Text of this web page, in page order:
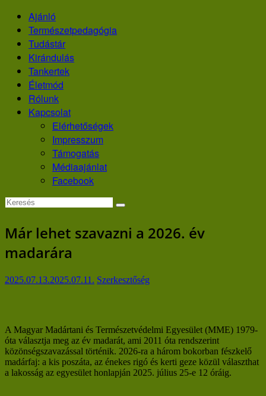
Skip
content
Ajánló
Természetpedagógia
Tudástár
Kirándulás
Tankertek
Életmód
Rólunk
Kapcsolat
Elérhetőségek
Impresszum
Támogatás
Médiaajánlat
Facebook
Már lehet szavazni a 2026. év
madarára
2025.07.13.2025.07.11. Szerkesztőség
A Magyar Madártani és Természetvédelmi Egyesület (MME) 1979-
óta választja meg az év madarát, ami 2011 óta rendszerint
közönségszavazással történik. 2026-ra a három bokorban fészkelő
madárfaj: a kis poszáta, az énekes rigó és kerti geze közül választhat
a lakosság az egyesület honlapján 2025. július 25-e 12 óráig.